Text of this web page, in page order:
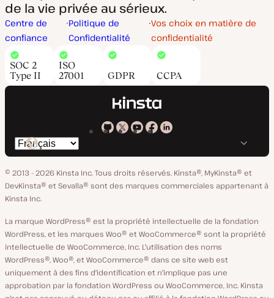
de la vie privée au sérieux.
Centre de
confiance
Politique de
Confidentialité
Vos choix en matière de
confidentialité
SOC 2
Type II
ISO
27001
GDPR CCPA
Kinsta
GitHub
Kinsta
X
Kinsta
YouTube
Kinsta
Facebook
Kinsta
LinkedIn
Changer
de
langue
© 2013 - 2026 Kinsta Inc. Tous droits réservés. Kinsta®, MyKinsta® et
DevKinsta® et Sevalla® sont des marques commerciales appartenant à
Kinsta Inc.
La marque WordPress® est la propriété intellectuelle de la fondation
WordPress, et les marques Woo® et WooCommerce® sont la propriété
intellectuelle de WooCommerce, Inc. L'utilisation des noms
WordPress®, Woo®, et WooCommerce® dans ce site web est
uniquement à des fins d'identification et n'implique pas une
approbation par la fondation WordPress ou WooCommerce, Inc. Kinsta